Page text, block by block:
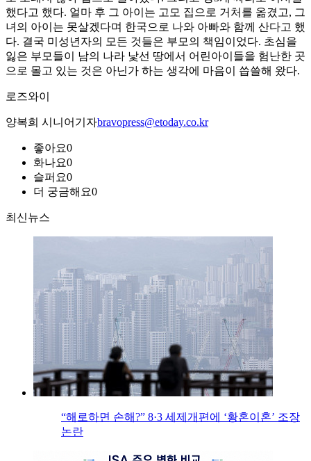
했다고 했다. 얼마 후 그 아이는 고모 집으로 거처를 옮겼고, 그
녀의 아이는 못살겠다며 한국으로 나와 아빠와 함께 산다고 했
다. 결국 미성년자의 모든 것들은 부모의 책임이었다. 초심을
잃은 부모들이 남의 나라 낯선 땅에서 어린아이들을 험난한 곳
으로 몰고 있는 것은 아닌가 하는 생각에 마음이 씁쓸해 왔다.
로즈와이
양복희 시니어기자bravopress@etoday.co.kr
좋아요0
화나요0
슬퍼요0
더 궁금해요0
최신뉴스
“해로하면 손해?” 8·3 세제개편에 ‘황혼이혼’ 조장
논란